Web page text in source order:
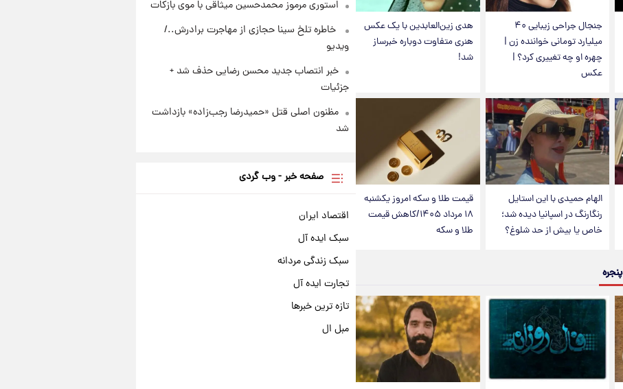
جنجال جراحی زیبایی ۴۰
میلیارد تومانی خواننده زن |
چهره او چه تغییری کرد؟ |
عکس
هدی زین‌العابدین با یک عکس
هنری متفاوت دوباره خبرساز
شد!
الهام حمیدی با این استایل
رنگارنگ در اسپانیا دیده شد؛
خاص یا بیش از حد شلوغ؟
قیمت طلا و سکه امروز یکشنبه
۱۸ مرداد ۱۴۰۵/کاهش قیمت
طلا و سکه
پنجره
استوری مرموز محمدحسین میثاقی با موی بازکات
⁨ خاطره تلخ سینا حجازی از مهاجرت برادرش../
ویدیو
خبر انتصاب جدید محسن رضایی حذف شد +
جزئیات
مظنون اصلی قتل «حمیدرضا رجب‌زاده» بازداشت
شد
صفحه خبر - وب گردی
اقتصاد ایران
سبک ایده آل
سبک زندگی مردانه
تجارت ایده آل
تازه ترین خبرها
مبل ال